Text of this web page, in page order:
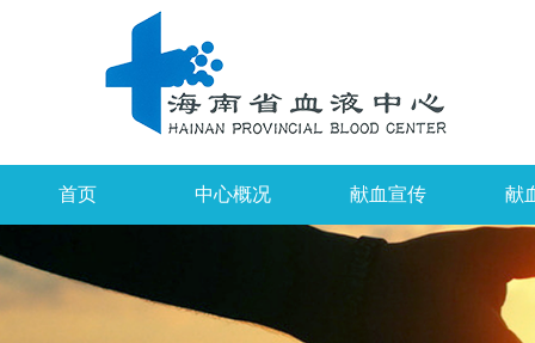
首页 中心概况 献血宣传 献